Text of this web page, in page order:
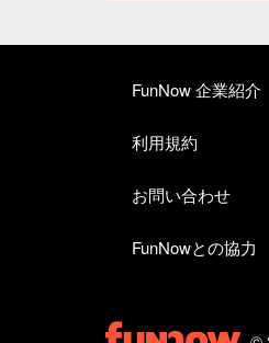
FunNow 企業紹介
利用規約
お問い合わせ
FunNowとの協力